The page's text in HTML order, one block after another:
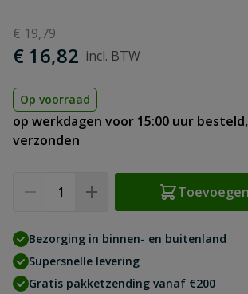
€ 19,79
€ 16,82
Op voorraad
op werkdagen voor 15:00 uur
verzonden
Toevoegen
Bezorging in binnen- en buitenland
Supersnelle levering
Gratis pakketzending vanaf €200